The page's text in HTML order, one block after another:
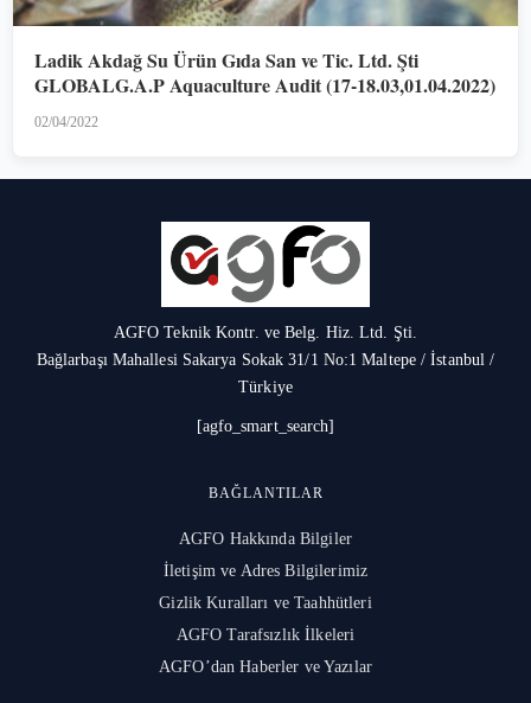
Ladik Akdağ Su Ürün Gıda San ve Tic. Ltd. Şti
GLOBALG.A.P Aquaculture Audit (17-18.03,01.04.2022)
02/04/2022
AGFO Teknik Kontr. ve Belg. Hiz. Ltd. Şti.
Bağlarbaşı Mahallesi Sakarya Sokak 31/1 No:1 Maltepe / İstanbul /
Türkiye
[agfo_smart_search]
BAĞLANTILAR
AGFO Hakkında Bilgiler
İletişim ve Adres Bilgilerimiz
Gizlik Kuralları ve Taahhütleri
AGFO Tarafsızlık İlkeleri
AGFO’dan Haberler ve Yazılar